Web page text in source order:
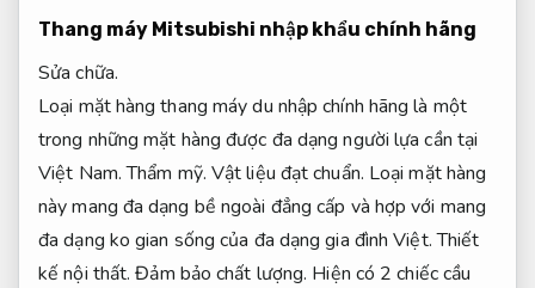
Thang máy Mitsubishi nhập khẩu chính hãng
Sửa chữa.
Loại mặt hàng thang máy du nhập chính hãng là một
trong những mặt hàng được đa dạng người lựa cần tại
Việt Nam.Thẩm mỹ. Vật liệu đạt chuẩn. Loại mặt hàng
này mang đa dạng bề ngoài đẳng cấp và hợp với mang
đa dạng ko gian sống của đa dạng gia đình Việt.Thiết
kế nội thất. Đảm bảo chất lượng. Hiện có 2 chiếc cầu